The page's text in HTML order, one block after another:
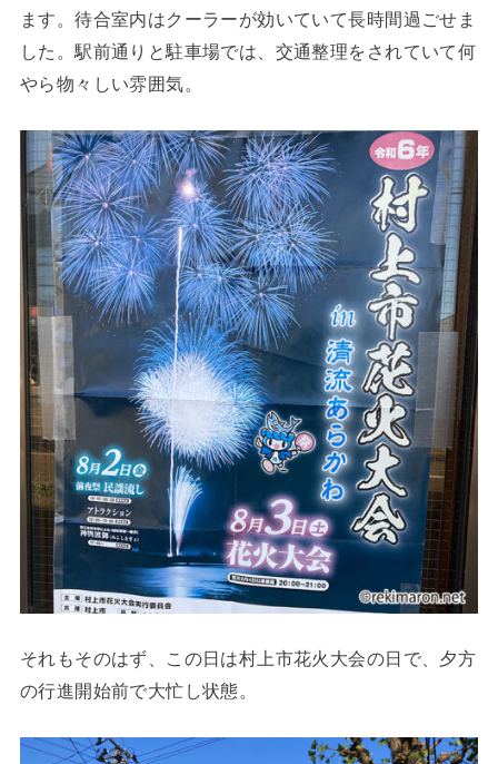
ます。待合室内はクーラーが効いていて長時間過ごせま
した。駅前通りと駐車場では、交通整理をされていて何
やら物々しい雰囲気。
それもそのはず、この日は村上市花火大会の日で、夕方
の行進開始前で大忙し状態。